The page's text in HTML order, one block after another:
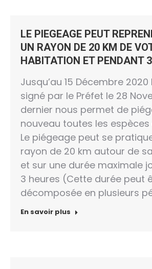
LE PIEGEAGE PEUT
UN RAYON DE 20 KM DE
HABITATION ET PENDANT
Jusqu’au 15 Décembre 2020
signé par le Préfet le 28
dernier nous permet de
nouveau toutes les
Le piégeage peut se
rayon de 20 km autour de
et sur une durée maximale
3 heures (Cette durée peut
décomposée en plusieurs
En savoir plus